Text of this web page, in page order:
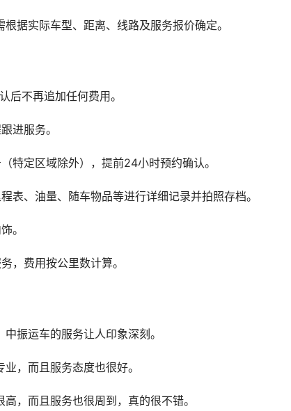
据实际车型、距离、线路及服务报价确定。
后不再追加任何费用。
进服务。
特定区域除外），提前24小时预约确认。
表、油量、随车物品等进行详细记录并拍照存档。
。
，费用按公里数计算。
振运车的服务让人印象深刻。
，而且服务态度也很好。
，而且服务也很周到，真的很不错。